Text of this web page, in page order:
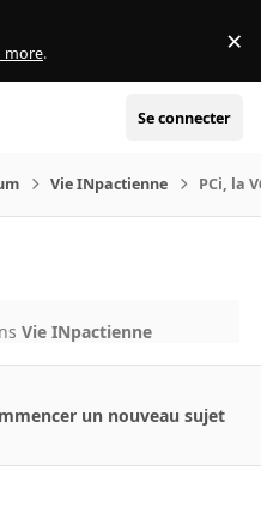
more. ×
Se connecter
Vie INpactienne PCi, la
Vie INpactienne
un nouveau sujet